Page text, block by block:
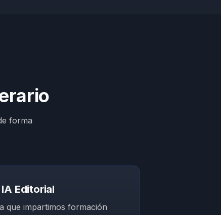
forma
Editorial
que impartimos formación